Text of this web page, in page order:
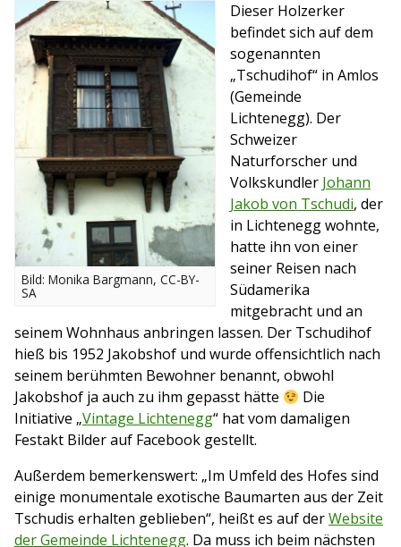
Bild: Monika Bargmann, CC-BY-
SA
Dieser Holzerker
befindet sich auf dem
sogenannten
„Tschudihof“ in Amlos
(Gemeinde
Lichtenegg). Der
Schweizer
Naturforscher und
Volkskundler Johann
Jakob von Tschudi, der
in Lichtenegg wohnte,
hatte ihn von einer
seiner Reisen nach
Südamerika
mitgebracht und an
seinem Wohnhaus anbringen lassen. Der Tschudihof
hieß bis 1952 Jakobshof und wurde offensichtlich nach
seinem berühmten Bewohner benannt, obwohl
Jakobshof ja auch zu ihm gepasst hätte
Die
Initiative „Vintage Lichtenegg“ hat vom damaligen
Festakt Bilder auf Facebook gestellt.
Außerdem bemerkenswert: „Im Umfeld des Hofes sind
einige monumentale exotische Baumarten aus der Zeit
Tschudis erhalten geblieben“, heißt es auf derWebsite
der Gemeinde Lichtenegg. Da muss ich beim nächsten